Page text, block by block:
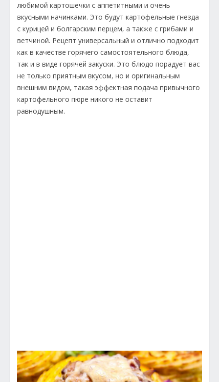
любимой картошечки с аппетитными и очень
вкусными начинками. Это будут картофельные гнезда
с курицей и болгарским перцем, а также с грибами и
ветчиной. Рецепт универсальный и отлично подходит
как в качестве горячего самостоятельного блюда,
так и в виде горячей закуски. Это блюдо порадует вас
не только приятным вкусом, но и оригинальным
внешним видом, такая эффектная подача привычного
картофельного пюре никого не оставит
равнодушным.